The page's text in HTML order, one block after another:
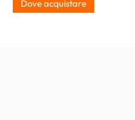
Dove acquistare